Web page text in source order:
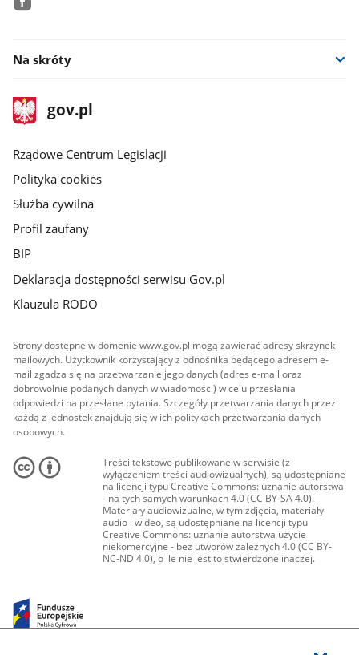
Na skróty
stopka
gov.plStrona
gov.pl
Rządowe Centrum Legislacji
Polityka cookies
Służba cywilna
Profil zaufany
BIP
Deklaracja dostępności serwisu Gov.pl
Klauzula RODO
Strony dostępne w domenie www.gov.pl mogą zawierać adresy skrzynek
mailowych. Użytkownik korzystający z odnośnika będącego adresem e-
mail zgadza się na przetwarzanie jego danych (adres e-mail oraz
dobrowolnie podanych danych w wiadomości) w celu przesłania
odpowiedzi na przesłane pytania. Szczegóły przetwarzania danych przez
każdą z jednostek znajdują się w ich politykach przetwarzania danych
osobowych.
Treści tekstowe publikowane w serwisie (z
wyłączeniem treści audiowizualnych), są udostępniane
na licencji typu Creative Commons: uznanie autorstwa
- na tych samych warunkach 4.0 (CC BY-SA 4.0).
Materiały audiowizualne, w tym zdjęcia, materiały
audio i wideo, są udostępniane na licencji typu
Creative Commons: uznanie autorstwa użycie
niekomercyjne - bez utworów zależnych 4.0 (CC BY-
NC-ND 4.0), o ile nie jest to stwierdzone inaczej.